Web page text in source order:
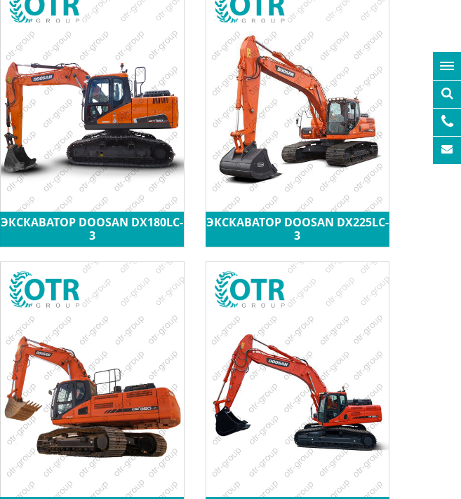
ЭКСКАВАТОР DOOSAN DX180LC-
3
ЭКСКАВАТОР DOOSAN DX225LC-
3